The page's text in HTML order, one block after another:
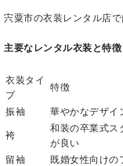
宍粟市の衣装レンタル店
主要なレンタル衣装と特徴
衣装タイ
プ
特徴
振袖
華やかなデザイ
袴
和装の卒業式ス
が良い
留袖
既婚女性向けの